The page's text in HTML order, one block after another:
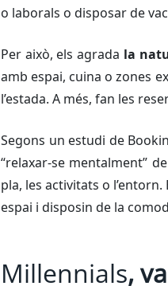
o laborals o disposar de
Per això, els agrada la
amb espai, cuina o zones
l’estada. A més, fan les
Segons un estudi de
“relaxar-se mentalment”
pla, les activitats o l’entorn.
espai i disposin de la
Millennials,